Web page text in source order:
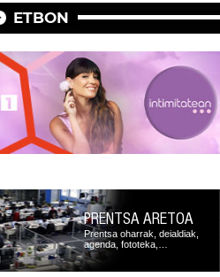
ETBON
PRENTSA ARETOA
Prentsa oharrak, deialdiak,
agenda, fototeka,…